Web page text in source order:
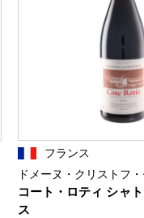
フランス
ドメーヌ・クリストフ
コート・ロティ シャ
ス